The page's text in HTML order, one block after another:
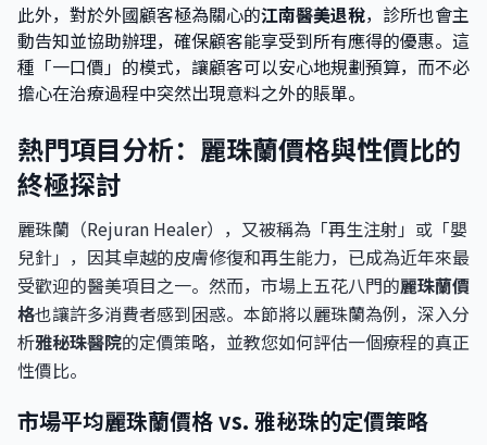
此外，對於外國顧客極為關心的江南醫美退稅，診所也會主
動告知並協助辦理，確保顧客能享受到所有應得的優惠。這
種「一口價」的模式，讓顧客可以安心地規劃預算，而不必
擔心在治療過程中突然出現意料之外的賬單。
熱門項目分析：麗珠蘭價格與性價比的
終極探討
麗珠蘭（Rejuran Healer），又被稱為「再生注射」或「嬰
兒針」，因其卓越的皮膚修復和再生能力，已成為近年來最
受歡迎的醫美項目之一。然而，市場上五花八門的麗珠蘭價
格也讓許多消費者感到困惑。本節將以麗珠蘭為例，深入分
析雅秘珠醫院的定價策略，並教您如何評估一個療程的真正
性價比。
市場平均麗珠蘭價格 vs. 雅秘珠的定價策略